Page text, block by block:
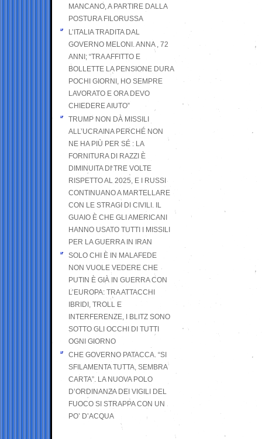
MANCANO, A PARTIRE DALLA
POSTURA FILORUSSA
L’ITALIA TRADITA DAL
GOVERNO MELONI. ANNA , 72
ANNI; “TRA AFFITTO E
BOLLETTE LA PENSIONE DURA
POCHI GIORNI, HO SEMPRE
LAVORATO E ORA DEVO
CHIEDERE AIUTO”
TRUMP NON DÀ MISSILI
ALL’UCRAINA PERCHÉ NON
NE HA PIÙ PER SÉ : LA
FORNITURA DI RAZZI È
DIMINUITA DI TRE VOLTE
RISPETTO AL 2025, E I RUSSI
CONTINUANO A MARTELLARE
CON LE STRAGI DI CIVILI. IL
GUAIO È CHE GLI AMERICANI
HANNO USATO TUTTI I MISSILI
PER LA GUERRA IN IRAN
SOLO CHI È IN MALAFEDE
NON VUOLE VEDERE CHE
PUTIN È GIÀ IN GUERRA CON
L’EUROPA: TRA ATTACCHI
IBRIDI, TROLL E
INTERFERENZE, I BLITZ SONO
SOTTO GLI OCCHI DI TUTTI
OGNI GIORNO
CHE GOVERNO PATACCA. “SI
SFILAMENTA TUTTA, SEMBRA
CARTA”. LA NUOVA POLO
D’ORDINANZA DEI VIGILI DEL
FUOCO SI STRAPPA CON UN
PO’ D’ACQUA